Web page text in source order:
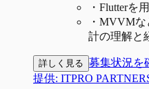
・ Flutterを
・ MVVMな
計の理解と
詳しく見る 募集状況を
提供: ITPRO